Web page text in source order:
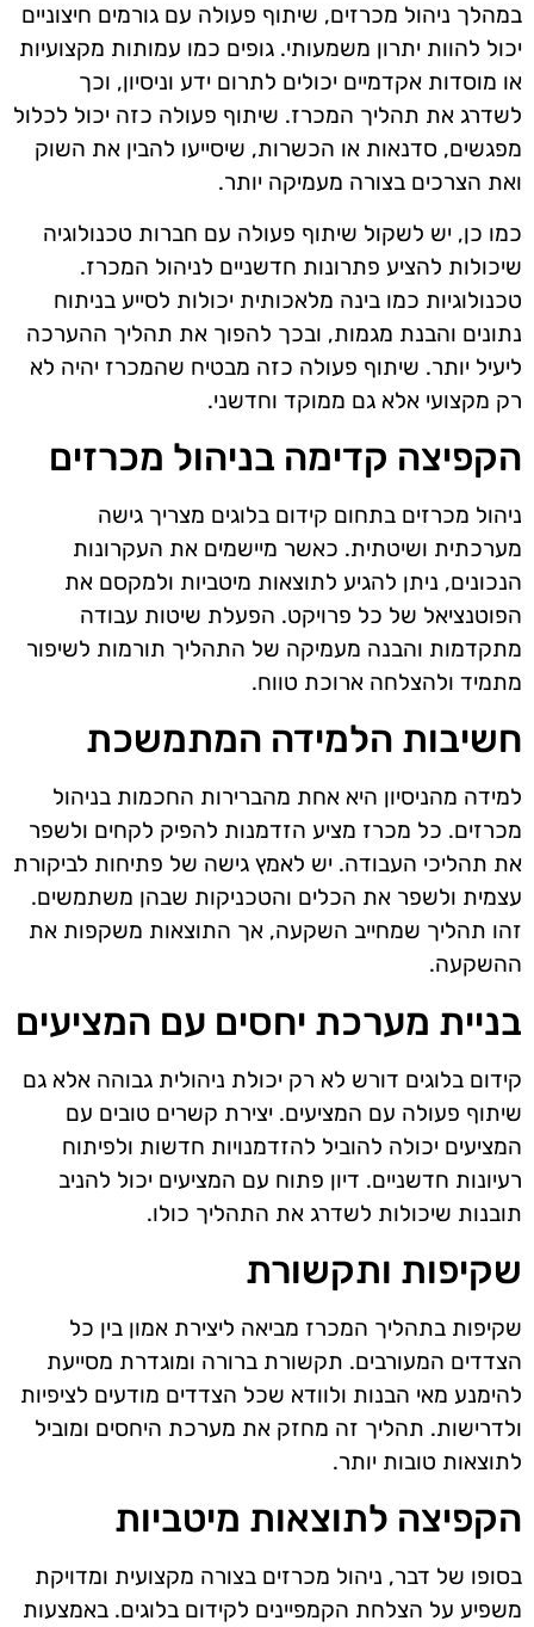
במהלך ניהול מכרזים, שיתוף פעולה עם גורמים חיצוניים
יכול להוות יתרון משמעותי. גופים כמו עמותות מקצועיות
או מוסדות אקדמיים יכולים לתרום ידע וניסיון, וכך
לשדרג את תהליך המכרז. שיתוף פעולה כזה יכול לכלול
מפגשים, סדנאות או הכשרות, שיסייעו להבין את השוק
ואת הצרכים בצורה מעמיקה יותר.
כמו כן, יש לשקול שיתוף פעולה עם חברות טכנולוגיה
שיכולות להציע פתרונות חדשניים לניהול המכרז.
טכנולוגיות כמו בינה מלאכותית יכולות לסייע בניתוח
נתונים והבנת מגמות, ובכך להפוך את תהליך ההערכה
ליעיל יותר. שיתוף פעולה כזה מבטיח שהמכרז יהיה לא
רק מקצועי אלא גם ממוקד וחדשני.
הקפיצה קדימה בניהול מכרזים
ניהול מכרזים בתחום קידום בלוגים מצריך גישה
מערכתית ושיטתית. כאשר מיישמים את העקרונות
הנכונים, ניתן להגיע לתוצאות מיטביות ולמקסם את
הפוטנציאל של כל פרויקט. הפעלת שיטות עבודה
מתקדמות והבנה מעמיקה של התהליך תורמות לשיפור
מתמיד ולהצלחה ארוכת טווח.
חשיבות הלמידה המתמשכת
למידה מהניסיון היא אחת מהברירות החכמות בניהול
מכרזים. כל מכרז מציע הזדמנות להפיק לקחים ולשפר
את תהליכי העבודה. יש לאמץ גישה של פתיחות לביקורת
עצמית ולשפר את הכלים והטכניקות שבהן משתמשים.
זהו תהליך שמחייב השקעה, אך התוצאות משקפות את
ההשקעה.
בניית מערכת יחסים עם המציעים
קידום בלוגים דורש לא רק יכולת ניהולית גבוהה אלא גם
שיתוף פעולה עם המציעים. יצירת קשרים טובים עם
המציעים יכולה להוביל להזדמנויות חדשות ולפיתוח
רעיונות חדשניים. דיון פתוח עם המציעים יכול להניב
תובנות שיכולות לשדרג את התהליך כולו.
שקיפות ותקשורת
שקיפות בתהליך המכרז מביאה ליצירת אמון בין כל
הצדדים המעורבים. תקשורת ברורה ומוגדרת מסייעת
להימנע מאי הבנות ולוודא שכל הצדדים מודעים לציפיות
ולדרישות. תהליך זה מחזק את מערכת היחסים ומוביל
לתוצאות טובות יותר.
הקפיצה לתוצאות מיטביות
בסופו של דבר, ניהול מכרזים בצורה מקצועית ומדויקת
משפיע על הצלחת הקמפיינים לקידום בלוגים. באמצעות